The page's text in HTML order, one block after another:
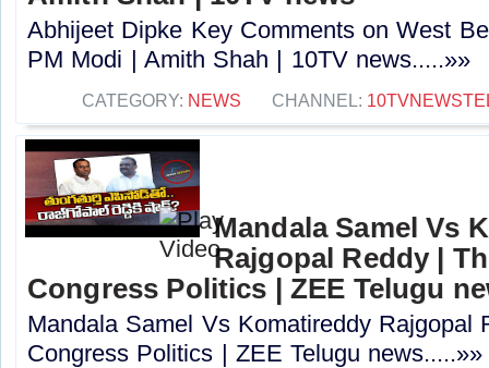
Abhijeet Dipke Key Comments on West
PM Modi | Amith Shah | 10TV news.....»»
CATEGORY: NEWS CHANNEL:
Mandala Samel Vs
Rajgopal Reddy |
Congress Politics | ZEE Telugu
Mandala Samel Vs Komatireddy Rajgopal
Congress Politics | ZEE Telugu news.....»»